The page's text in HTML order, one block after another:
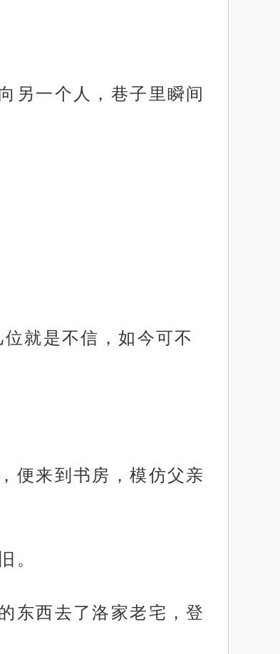
另一个人，巷子里瞬间
就是不信，如今可不
便来到书房，模仿父亲
。
东西去了洛家老宅，登